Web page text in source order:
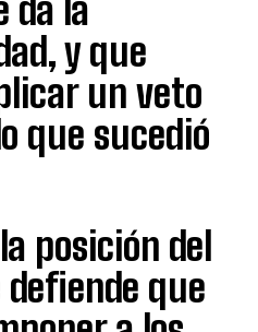
da la
y que
un veto
que sucedió
posición del
defiende que